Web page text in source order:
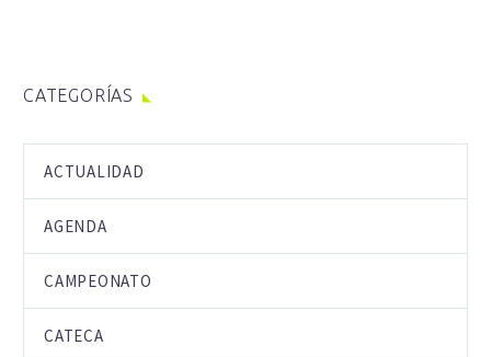
CATEGORÍAS
ACTUALIDAD
AGENDA
CAMPEONATO
CATECA